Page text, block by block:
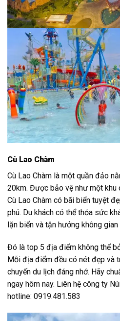
Cù Lao Chàm
Cù Lao Chàm là một quần đảo
20km. Được bảo vệ như một khu
Cù Lao Chàm có bãi biển tuyệt
phú. Du khách có thể thỏa sức
lặn biển và tận hưởng không
Đó là top 5 địa điểm không thể
Mỗi địa điểm đều có nét đẹp và
chuyến du lịch đáng nhớ. Hãy
ngay hôm nay. Liên hệ công ty
hotline: 0919.481.583